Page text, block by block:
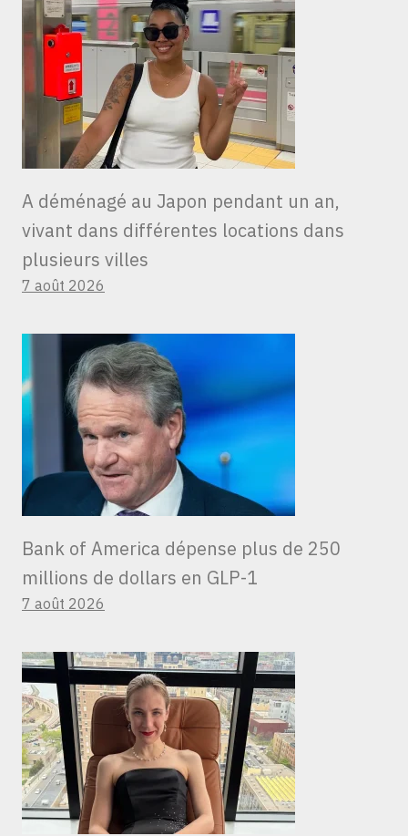
A déménagé au Japon pendant un an,
vivant dans différentes locations dans
plusieurs villes
7 août 2026
Bank of America dépense plus de 250
millions de dollars en GLP-1
7 août 2026